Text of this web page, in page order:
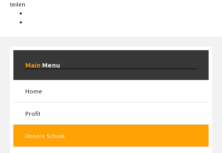
teilen
Main Menu
Home
Profil
Unsere Schule